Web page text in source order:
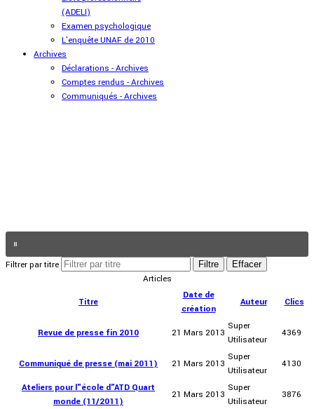
(ADELI)
Examen psychologique
L'enquête UNAF de 2010
Archives
Déclarations - Archives
Comptes rendus - Archives
Communiqués - Archives
Filtrer par titre Filtre Effacer
Articles
Titre
Date de
création
Auteur Clics
Revue de presse fin 2010 21 Mars 2013
Super
Utilisateur
4369
Communiqué de presse (mai 2011) 21 Mars 2013
Super
Utilisateur
4130
Ateliers pour l"école d"ATD Quart
monde (11/2011)
21 Mars 2013
Super
Utilisateur
3876